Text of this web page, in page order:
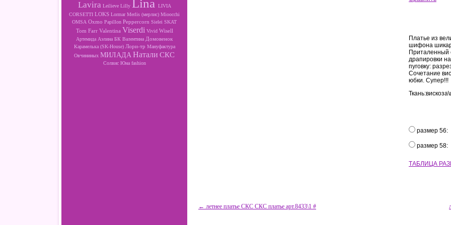
Lavira Leilieve Lilly Lina
LIVIA
CORSETTI LOKS Lormar Merlis (мерлис) Mioocchi
OMSA Oxmo Papillon Peppercorn Sielei SKAT
Tom Farr Valentina Viserdi Vivid Wisell
Артемида Аэлина БК Валентина Домовенок
Карамелька (SK-House) Лори-тр Мануфактура
Овчининых МИЛАДА Натали СКС
Солвис Юна fashion
Платье из
шифона
Приталенный
драпировки
пуговку:
Сочетание
юбки. Супер!!!
размер 56:
размер 58:
ТАБЛИЦА
← летнее платье СКС СКС платье арт.8433\1 #